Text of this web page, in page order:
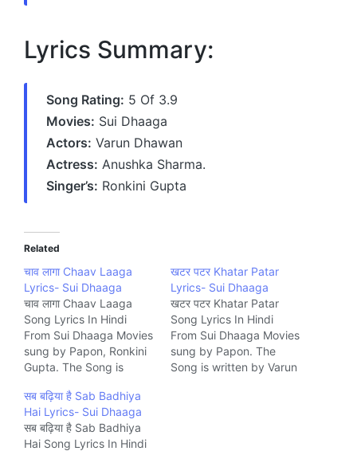
Lyrics Summary:
Song Rating: 5 Of 3.9
Movies: Sui Dhaaga
Actors: Varun Dhawan
Actress: Anushka Sharma.
Singer’s: Ronkini Gupta
Related
चाव लागा Chaav Laaga
Lyrics- Sui Dhaaga
चाव लागा Chaav Laaga
Song Lyrics In Hindi
From Sui Dhaaga Movies
sung by Papon, Ronkini
Gupta. The Song is
and composed by Anu
Malik. Music company
YRF ,
खटर पटर Khatar Patar
Lyrics- Sui Dhaaga
खटर पटर Khatar Patar
Song Lyrics In Hindi
From Sui Dhaaga Movies
sung by Papon. The
Song is written by Varun
सब बढ़िया है Sab Badhiya
Hai Lyrics- Sui Dhaaga
सब बढ़िया है Sab Badhiya
Hai Song Lyrics In Hindi